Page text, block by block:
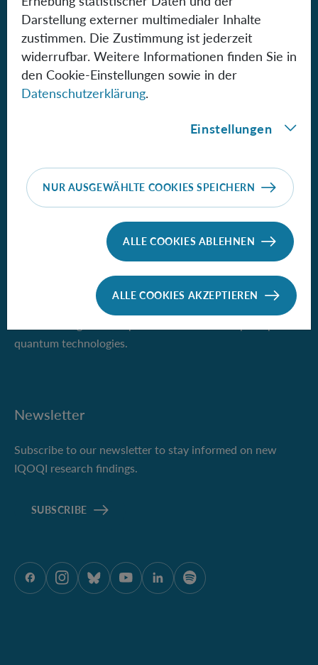
Institute for Quantum Optics and
Quantum Information - Vienna
of the Austrian Academy of Sciences
Boltzmanngasse 3
iqoqi-vienna(at)oeaw.ac.at
We pursue the vision of quantum information science and
quantum technologies.
Newsletter
Subscribe to our newsletter to stay informed on new
IQOQI research findings.
SUBSCRIBE
ÖAW auf Facebook
ÖAW auf Instagram
ÖAW auf Bluesky
ÖAW auf Youtube
ÖAW auf LinkedIn
ÖAW auf Spotify
Darstellung externer multimedialer Inhalte
zustimmen. Die Zustimmung ist jederzeit
widerrufbar. Weitere Informationen finden Sie in
den Cookie-Einstellungen sowie in der
Datenschutzerklärung.
Einstellungen
NUR AUSGEWÄHLTE COOKIES SPEICHERN
ALLE COOKIES ABLEHNEN
ALLE COOKIES AKZEPTIEREN